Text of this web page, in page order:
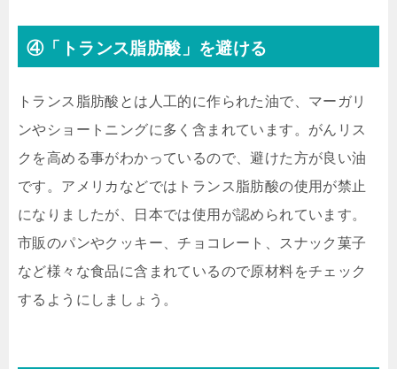
④「トランス脂肪酸」を避ける
トランス脂肪酸とは人工的に作られた油で、マーガリ
ンやショートニングに多く含まれています。がんリス
クを高める事がわかっているので、避けた方が良い油
です。アメリカなどではトランス脂肪酸の使用が禁止
になりましたが、日本では使用が認められています。
市販のパンやクッキー、チョコレート、スナック菓子
など様々な食品に含まれているので原材料をチェック
するようにしましょう。